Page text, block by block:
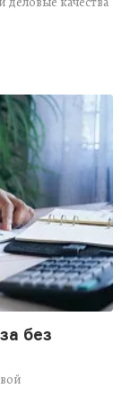
деловые качества
без